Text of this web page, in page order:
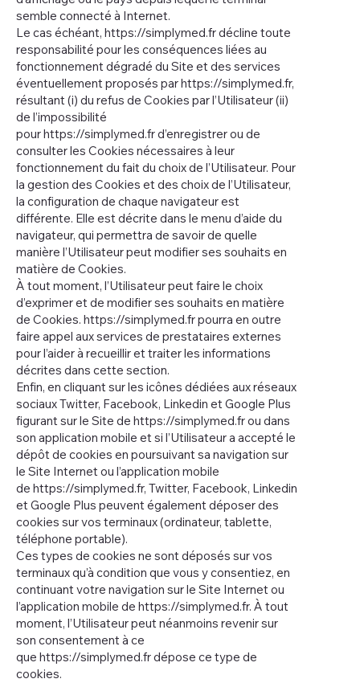
semble connecté à Internet.
Le cas échéant, https://simplymed.frdécline toute
responsabilité pour les conséquences liées au
fonctionnement dégradé du Site et des services
éventuellement proposés parhttps://simplymed.fr,
résultant (i) du refus de Cookies par l’Utilisateur (ii)
de l’impossibilité
pourhttps://simplymed.frd’enregistrer ou de
consulter les Cookies nécessaires à leur
fonctionnement du fait du choix de l’Utilisateur. Pour
la gestion des Cookies et des choix de l’Utilisateur,
la configuration de chaque navigateur est
différente. Elle est décrite dans le menu d’aide du
navigateur, qui permettra de savoir de quelle
manière l’Utilisateur peut modifier ses souhaits en
matière de Cookies.
À tout moment, l’Utilisateur peut faire le choix
d’exprimer et de modifier ses souhaits en matière
de Cookies. https://simplymed.frpourra en outre
faire appel aux services de prestataires externes
pour l’aider à recueillir et traiter les informations
décrites dans cette section.
Enfin, en cliquant sur les icônes dédiées aux réseaux
sociaux Twitter, Facebook, Linkedin et Google Plus
figurant sur le Site de https://simplymed.frou dans
son application mobile et si l’Utilisateur a accepté le
dépôt de cookies en poursuivant sa navigation sur
le Site Internet ou l’application mobile
de https://simplymed.fr, Twitter, Facebook, Linkedin
et Google Plus peuvent également déposer des
cookies sur vos terminaux (ordinateur, tablette,
téléphone portable).
Ces types de cookies ne sont déposés sur vos
terminaux qu’à condition que vous y consentiez, en
continuant votre navigation sur le Site Internet ou
l’application mobile de https://simplymed.fr. À tout
moment, l’Utilisateur peut néanmoins revenir sur
son consentement à ce
que https://simplymed.frdépose ce type de
cookies.